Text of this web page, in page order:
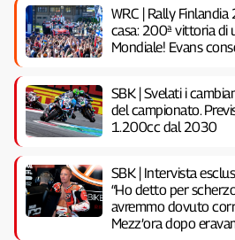
WRC | Rally
casa: 200ª vittoria di
Mondiale! Evans
SBK | Svelati i
del campionato.
1.200cc dal 2030
SBK | Intervista
“Ho detto per
avremmo dovuto
Mezz’ora dopo